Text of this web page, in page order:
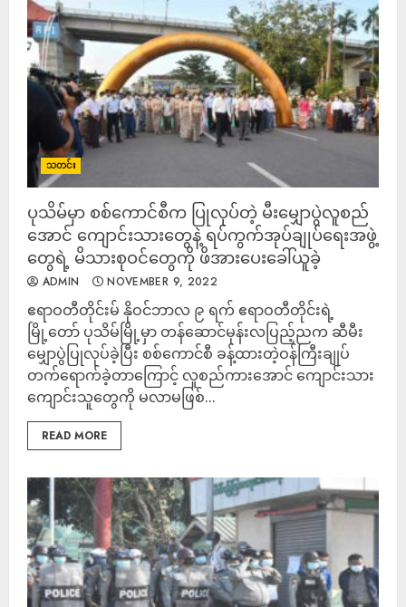
သတင်း
ပုသိမ်မှာ စစ်ကောင်စီက ပြုလုပ်တဲ့ မီးမျှောပွဲလူစည်
အောင် ကျောင်းသားတွေနဲ့ ရပ်ကွက်အုပ်ချုပ်ရေးအဖွဲ့
တွေရဲ့ မိသားစုဝင်တွေကို ဖိအားပေးခေါ်ယူခဲ့
ADMIN NOVEMBER 9, 2022
ဧရာဝတီတိုင်းမ် နိုဝင်ဘာလ ၉ ရက် ဧရာဝတီတိုင်းရဲ့
မြို့တော် ပုသိမ်မြို့မှာ တန်ဆောင်မုန်းလပြည့်ညက ဆီမီး
မျှောပွဲပြုလုပ်ခဲ့ပြီး စစ်ကောင်စီ ခန့်ထားတဲ့ဝန်ကြီးချုပ်
တက်ရောက်ခဲ့တာကြောင့် လူစည်ကားအောင် ကျောင်းသား
ကျောင်းသူတွေကို မလာမဖြစ်...
READ MORE